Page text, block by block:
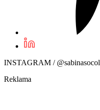
INSTAGRAM / @sabinasocol
Reklama